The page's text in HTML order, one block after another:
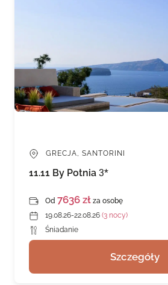
GRECJA, SANTORINI
11.11 By Potnia 3*
Od 7636 zł za osobę
19.08.26-22.08.26 (3 nocy)
Śniadanie
Szczegóły